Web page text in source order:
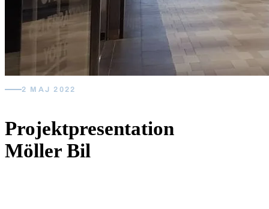
2 MAJ 2022
Projektpresentation
Möller Bil